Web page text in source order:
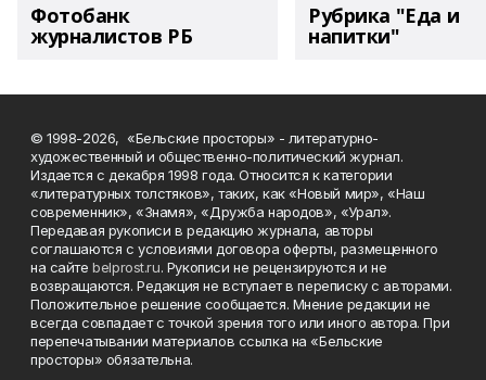
Фотобанк
журналистов РБ
Рубрика "Еда и
напитки"
© 1998-2026, «Бельские просторы» - литературно-
художественный и общественно-политический журнал.
Издается с декабря 1998 года. Относится к категории
«литературных толстяков», таких, как «Новый мир», «Наш
современник», «Знамя», «Дружба народов», «Урал».
Передавая рукописи в редакцию журнала, авторы
соглашаются с условиями договора оферты, размещенного
на сайтеbelprost.ru. Рукописи не рецензируются и не
возвращаются. Редакция не вступает в переписку с авторами.
Положительное решение сообщается. Мнение редакции не
всегда совпадает с точкой зрения того или иного автора. При
перепечатывании материалов ссылка на «Бельские
просторы» обязательна.